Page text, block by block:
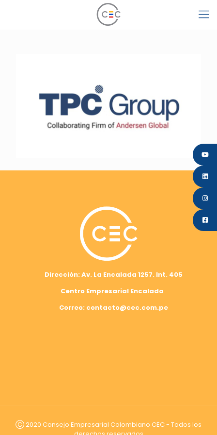
Dirección: Av. La Encalada 1257. Int. 405
Centro Empresarial Encalada
Correo: contacto@cec.com.pe
Ⓒ 2020 Consejo Empresarial Colombiano CEC - Todos los